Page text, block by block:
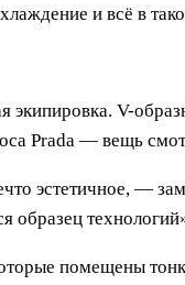
и всё в
экипировка. V-
Prada — вещь
эстетичное, —
образец
помещены